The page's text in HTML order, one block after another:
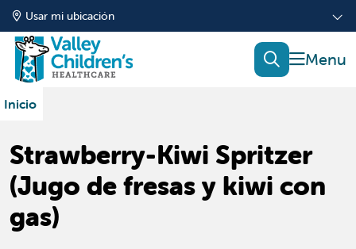
Usar mi ubicación
mostrar
buscar
Inicio
Strawberry-Kiwi Spritzer
(Jugo de fresas y kiwi con
gas)